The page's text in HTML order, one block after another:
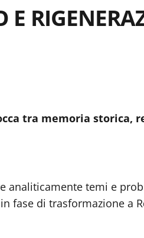
E
tra memoria storica,
analiticamente temi e
fase di trasformazione a